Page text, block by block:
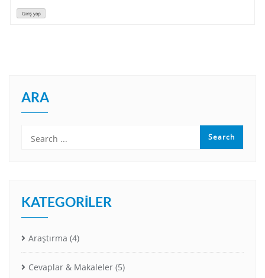
Giriş yap
ARA
KATEGORILER
Araştırma (4)
Cevaplar & Makaleler (5)